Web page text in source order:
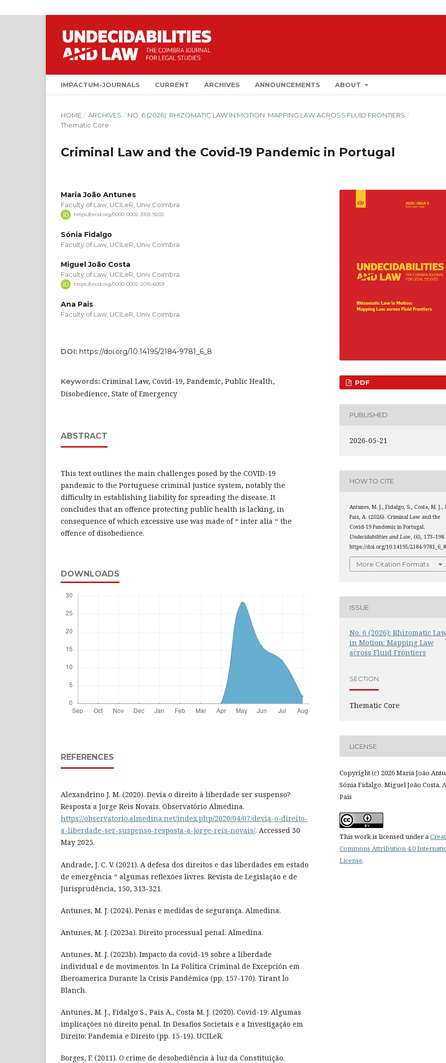
IMPACTUM-JOURNALS CURRENT ARCHIVES ANNOUNCEMENTS ABOUT
HOME / ARCHIVES / NO. 6 (2026): RHIZOMATIC LAW IN MOTION: MAPPING LAW ACROSS FLUID FRONTIERS /
Thematic Core
Criminal Law and the Covid-19 Pandemic in Portugal
Maria João Antunes
Faculty of Law, UCILeR, Univ Coimbra
https://orcid.org/0000-0002-3103-9202
Sónia Fidalgo
Faculty of Law, UCILeR, Univ Coimbra
Miguel João Costa
Faculty of Law, UCILeR, Univ Coimbra
https://orcid.org/0000-0002-2015-6059
Ana Pais
Faculty of Law, UCILeR, Univ Coimbra
DOI: https://doi.org/10.14195/2184-9781_6_8
Keywords: Criminal Law, Covid-19, Pandemic, Public Health,
Disobedience, State of Emergency
ABSTRACT
This text outlines the main challenges posed by the COVID-19
pandemic to the Portuguese criminal justice system, notably the
difficulty in establishing liability for spreading the disease. It
concludes that an offence protecting public health is lacking, in
consequence of which excessive use was made of “ inter alia “ the
offence of disobedience.
DOWNLOADS
REFERENCES
Alexandrino J. M. (2020). Devia o direito à liberdade ser suspenso?
Resposta a Jorge Reis Novais. Observatório Almedina.
https://observatorio.almedina.net/index.php/2020/04/07/devia-o-direito-
a-liberdade-ser-suspenso-resposta-a-jorge-reis-novais/. Accessed 30
May 2025.
Andrade, J. C. V. (2021). A defesa dos direitos e das liberdades em estado
de emergência “ algumas reflexões livres. Revista de Legislação e de
Jurisprudência, 150, 313-321.
Antunes, M. J. (2024). Penas e medidas de segurança. Almedina.
Antunes, M. J. (2023a). Direito processual penal. Almedina.
Antunes, M. J. (2023b). Impacto da covid-19 sobre a liberdade
individual e de movimentos. In La Política Criminal de Excepción em
Iberoamerica Durante la Crisis Pandémica (pp. 157-170). Tirant lo
Blanch.
Antunes, M. J., Fidalgo S., Pais A., Costa M. J. (2020). Covid-19: Algumas
implicações no direito penal. In Desafios Societais e a Investigação em
Direito: Pandemia e Direito (pp. 15-19). UCILeR.
Borges, F. (2011). O crime de desobediência à luz da Constituição.
PDF
PUBLISHED
2026-05-21
HOW TO CITE
Antunes, M. J., Fidalgo, S., Costa, M. J.,
Pais, A. (2026). Criminal Law and the
Covid-19 Pandemic in Portugal.
Undecidabilities and Law , (6), 173–198.
https://doi.org/10.14195/2184-9781_6_8
More Citation Formats
ISSUE
No. 6 (2026): Rhizomatic
in Motion: Mapping Law
across Fluid Frontiers
SECTION
Thematic Core
LICENSE
Copyright (c) 2026 Maria João
Sónia Fidalgo, Miguel João Costa,
Pais
This work is licensed under a
Commons Attribution 4.0
License.